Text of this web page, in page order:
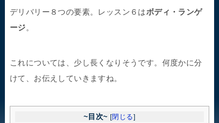
デリバリー８つの要素。レッスン６はボディ・ランゲ
ージ。
これについては、少し長くなりそうです。何度かに分
けて、お伝えしていきますね。
~目次~ [閉じる]